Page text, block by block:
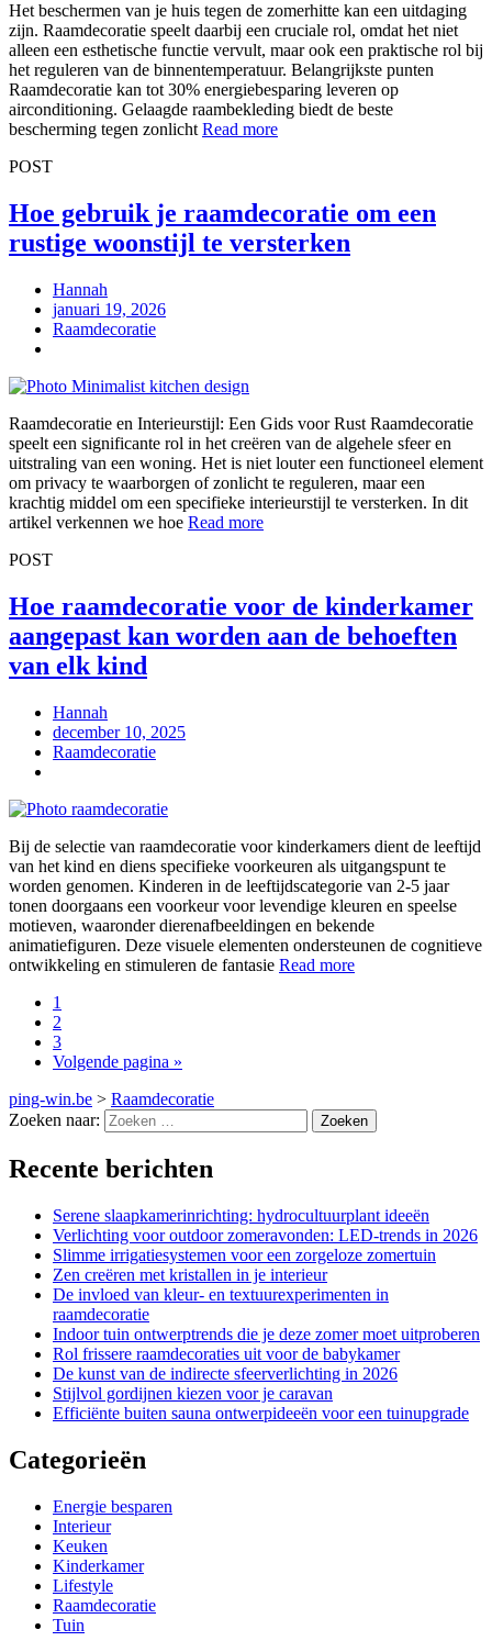
Het beschermen van je huis tegen de zomerhitte kan een uitdaging
zijn. Raamdecoratie speelt daarbij een cruciale rol, omdat het niet
alleen een esthetische functie vervult, maar ook een praktische rol bij
het reguleren van de binnentemperatuur. Belangrijkste punten
Raamdecoratie kan tot 30% energiebesparing leveren op
airconditioning. Gelaagde raambekleding biedt de beste
bescherming tegen zonlicht Read more
POST
Hoe gebruik je raamdecoratie om een
rustige woonstijl te versterken
Hannah
januari 19, 2026
Raamdecoratie
Raamdecoratie en Interieurstijl: Een Gids voor Rust Raamdecoratie
speelt een significante rol in het creëren van de algehele sfeer en
uitstraling van een woning. Het is niet louter een functioneel element
om privacy te waarborgen of zonlicht te reguleren, maar een
krachtig middel om een specifieke interieurstijl te versterken. In dit
artikel verkennen we hoe Read more
POST
Hoe raamdecoratie voor de kinderkamer
aangepast kan worden aan de behoeften
van elk kind
Hannah
december 10, 2025
Raamdecoratie
Bij de selectie van raamdecoratie voor kinderkamers dient de leeftijd
van het kind en diens specifieke voorkeuren als uitgangspunt te
worden genomen. Kinderen in de leeftijdscategorie van 2-5 jaar
tonen doorgaans een voorkeur voor levendige kleuren en speelse
motieven, waaronder dierenafbeeldingen en bekende
animatiefiguren. Deze visuele elementen ondersteunen de cognitieve
ontwikkeling en stimuleren de fantasie Read more
1
2
3
Volgende pagina »
ping-win.be > Raamdecoratie
Zoeken naar:
Recente berichten
Serene slaapkamerinrichting: hydrocultuurplant ideeën
Verlichting voor outdoor zomeravonden: LED-trends in 2026
Slimme irrigatiesystemen voor een zorgeloze zomertuin
Zen creëren met kristallen in je interieur
De invloed van kleur- en textuurexperimenten in
raamdecoratie
Indoor tuin ontwerptrends die je deze zomer moet uitproberen
Rol frissere raamdecoraties uit voor de babykamer
De kunst van de indirecte sfeerverlichting in 2026
Stijlvol gordijnen kiezen voor je caravan
Efficiënte buiten sauna ontwerpideeën voor een tuinupgrade
Categorieën
Energie besparen
Interieur
Keuken
Kinderkamer
Lifestyle
Raamdecoratie
Tuin